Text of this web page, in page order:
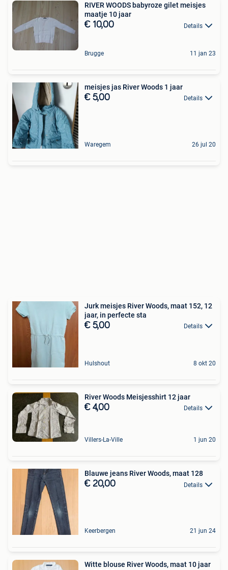
RIVER WOODS babyroze gilet meisjes
maatje 10 jaar
€ 10,00 Details
Brugge 11 jan 23
meisjes jas River Woods 1 jaar
€ 5,00 Details
Waregem 26 jul 20
Jurk meisjes River Woods, maat 152, 12
jaar, in perfecte sta
€ 5,00 Details
Hulshout 8 okt 20
River Woods Meisjesshirt 12 jaar
€ 4,00 Details
Villers-La-Ville 1 jun 20
Blauwe jeans River Woods, maat 128
€ 20,00 Details
Keerbergen 21 jun 24
Witte blouse River Woods, maat 10 jaar